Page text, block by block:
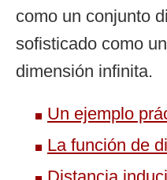
como un conjunto
sofisticado como
dimensión infinita.
Un ejemplo
La función de